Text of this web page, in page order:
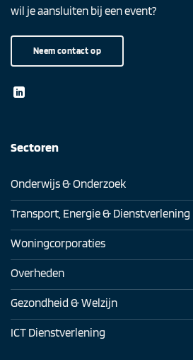
wil je aansluiten bij een event?
Neem contact op
Sectoren
Onderwijs & Onderzoek
Transport, Energie & Dienstverlening
Woningcorporaties
Overheden
Gezondheid & Welzijn
ICT Dienstverlening